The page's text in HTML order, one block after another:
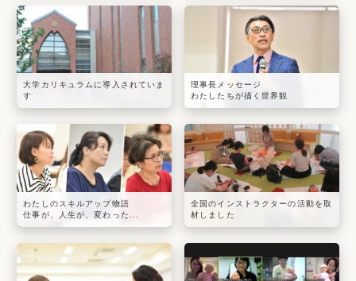
大学カリキュラムに導入されていま
す
理事長メッセージ
わたしたちが描く世界観
わたしのスキルアップ物語
仕事が、人生が、変わった...
全国のインストラクターの活動を取
材しました